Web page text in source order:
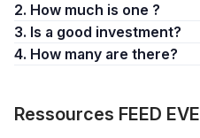
2. How much is one ?
3. Is a good investment?
4. How many are there?
Ressources FEED